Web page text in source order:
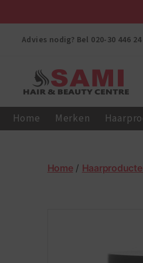
Advies nodig? Bel 020-30 446 24
Hair
Centre
Home Merken
Home/